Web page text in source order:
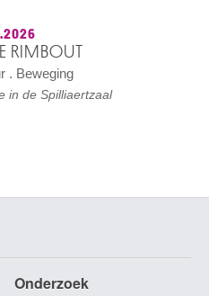
RIMBOUT
. Beweging
in de Spilliaertzaal
Onderzoek